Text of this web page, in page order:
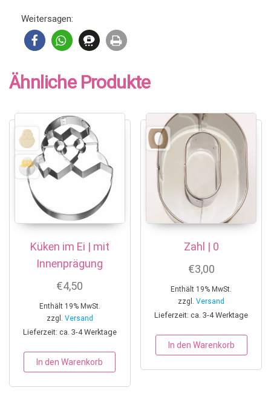
Weitersagen:
Ähnliche Produkte
Küken im Ei | mit
Innenprägung
€4,50
Enthält 19% MwSt.
zzgl. Versand
Lieferzeit: ca. 3-4 Werktage
In den Warenkorb
Zahl | 0
€3,00
Enthält 19% MwSt.
zzgl.Versand
Lieferzeit: ca. 3-4 Werktage
In den Warenkorb